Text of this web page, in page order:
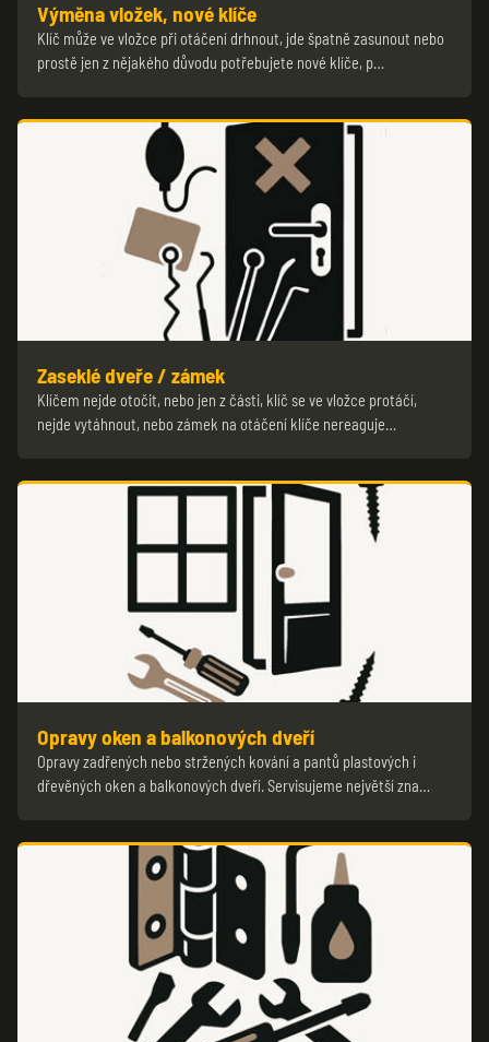
Výměna vložek, nové klíče
Klíč může ve vložce při otáčení drhnout, jde špatně zasunout nebo
prostě jen z nějakého důvodu potřebujete nové klíče, p…
Zaseklé dveře / zámek
Klíčem nejde otočit, nebo jen z části, klíč se ve vložce protáčí,
nejde vytáhnout, nebo zámek na otáčení klíče nereaguje…
Opravy oken a balkonových dveří
Opravy zadřených nebo stržených kování a pantů plastových i
dřevěných oken a balkonových dveří. Servisujeme největší zna…